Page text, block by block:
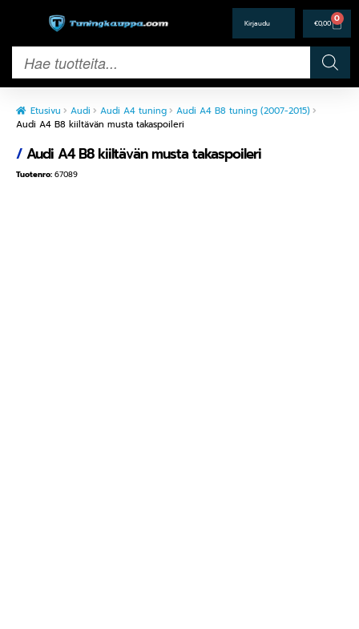
€0,00 0
Etusivu Audi Audi A4 tuning
Audi A4 B8 tuning (2007-2015)
Audi A4 B8 kiiltävän musta takaspoileri
/Audi A4 B8 kiiltävän musta takaspoileri
Tuotenro: 67089